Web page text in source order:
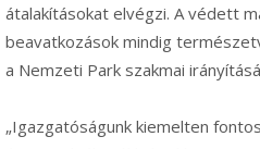
átalakításokat elvégzi. A védett
beavatkozások mindig
a Nemzeti Park szakmai
„Igazgatóságunk kiemelten